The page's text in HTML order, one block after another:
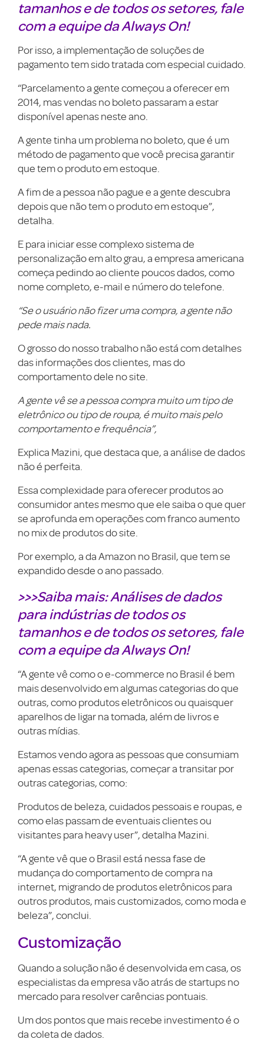
tamanhos e de todos os setores, fale
com a equipe da Always On!
Por isso, a implementação de soluções de
pagamento tem sido tratada com especial cuidado.
“Parcelamento a gente começou a oferecer em
2014, mas vendas no boleto passaram a estar
disponível apenas neste ano.
A gente tinha um problema no boleto, que é um
método de pagamento que você precisa garantir
que tem o produto em estoque.
A fim de a pessoa não pague e a gente descubra
depois que não tem o produto em estoque”,
detalha.
E para iniciar esse complexo sistema de
personalização em alto grau, a empresa americana
começa pedindo ao cliente poucos dados, como
nome completo, e-mail e número do telefone.
“Se o usuário não fizer uma compra, a gente não
pede mais nada.
O grosso do nosso trabalho não está com detalhes
das informações dos clientes, mas do
comportamento dele no site.
A gente vê se a pessoa compra muito um tipo de
eletrônico ou tipo de roupa, é muito mais pelo
comportamento e frequência”,
Explica Mazini, que destaca que, a análise de dados
não é perfeita.
Essa complexidade para oferecer produtos ao
consumidor antes mesmo que ele saiba o que quer
se aprofunda em operações com franco aumento
no mix de produtos do site.
Por exemplo, a da Amazon no Brasil, que tem se
expandido desde o ano passado.
>>>Saiba mais: Análises de dados
para indústrias de todos os
tamanhos e de todos os setores, fale
com a equipe da Always On!
“A gente vê como o e-commerce no Brasil é bem
mais desenvolvido em algumas categorias do que
outras, como produtos eletrônicos ou quaisquer
aparelhos de ligar na tomada, além de livros e
outras mídias.
Estamos vendo agora as pessoas que consumiam
apenas essas categorias, começar a transitar por
outras categorias, como:
Produtos de beleza, cuidados pessoais e roupas, e
como elas passam de eventuais clientes ou
visitantes para heavy user”, detalha Mazini.
“A gente vê que o Brasil está nessa fase de
mudança do comportamento de compra na
internet, migrando de produtos eletrônicos para
outros produtos, mais customizados, como moda e
beleza”, conclui.
Customização
Quando a solução não é desenvolvida em casa, os
especialistas da empresa vão atrás de startups no
mercado para resolver carências pontuais.
Um dos pontos que mais recebe investimento é o
da coleta de dados.